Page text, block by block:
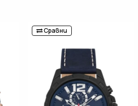
Сравни